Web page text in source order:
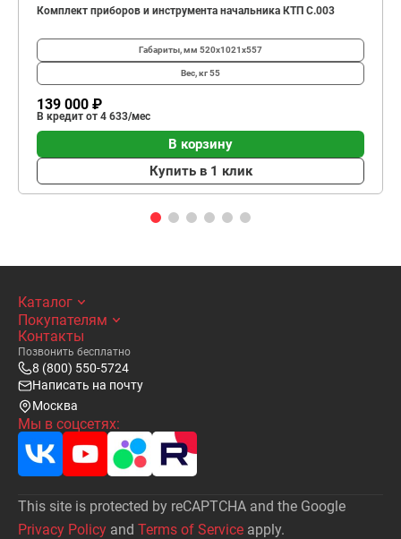
Комплект приборов и инструмента начальника КТП C.003
Габариты, мм 520х1021х557
Вес, кг55
139 000 ₽
В кредит от 4 633/мес
В корзину
Купить в 1 клик
Каталог
Покупателям
Контакты
Позвонить бесплатно
8 (800) 550-5724
Написать на почту
Москва
Мы в соцсетях:
This site is protected by reCAPTCHA and the Google
Privacy Policy and Terms of Service apply.